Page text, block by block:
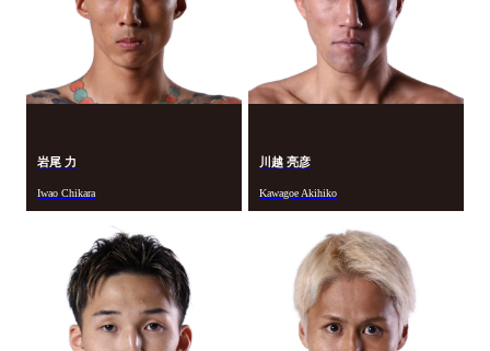
岩尾 力
Iwao Chikara
川越 亮彦
Kawagoe Akihiko